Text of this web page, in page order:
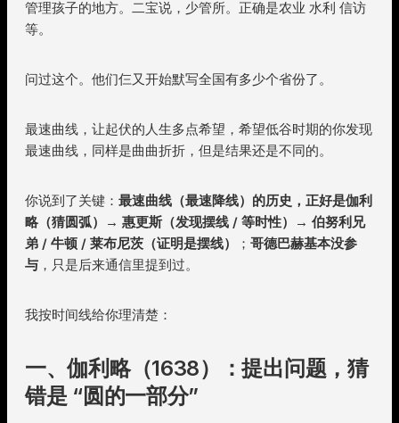
管理孩子的地方。二宝说，少管所。正确是农业 水利 信访
等。
问过这个。他们仨又开始默写全国有多少个省份了。
最速曲线，让起伏的人生多点希望，希望低谷时期的你发现
最速曲线，同样是曲曲折折，但是结果还是不同的。
你说到了关键： 最速曲线（最速降线）的历史，正好是伽利
略（猜圆弧）→ 惠更斯（发现摆线 / 等时性）→ 伯努利兄
弟 / 牛顿 / 莱布尼茨（证明是摆线）
； 哥德巴赫基本没参
与 ，只是后来通信里提到过。
我按时间线给你理清楚：
一、伽利略（1638）：提出问题，猜
错是 “圆的一部分”